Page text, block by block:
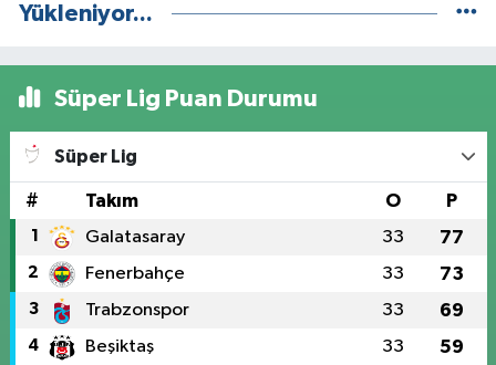
Yükleniyor...
Süper Lig Puan Durumu
Süper Lig
# Takım O P
1 Galatasaray 33 77
2 Fenerbahçe 33 73
3 Trabzonspor 33 69
4 Beşiktaş 33 59